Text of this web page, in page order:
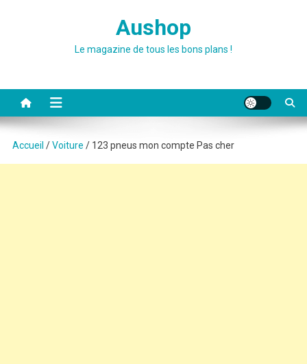
Aushop
Le magazine de tous les bons plans !
Accueil /Voiture / 123 pneus mon compte Pas cher